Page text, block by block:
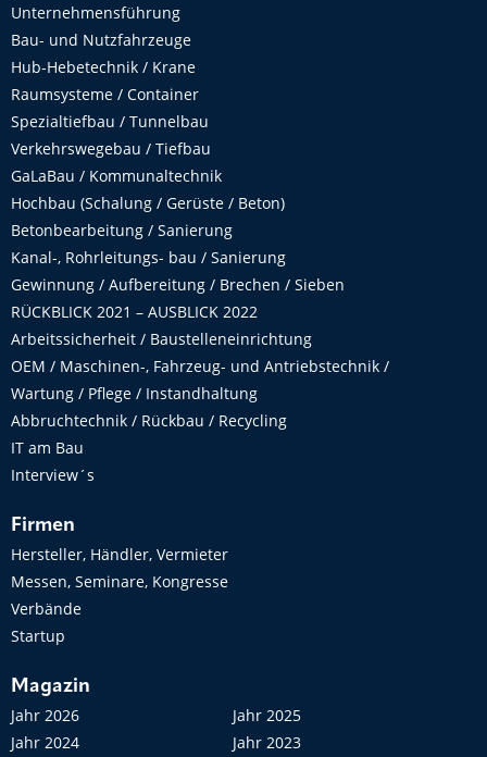
Unternehmensführung
Bau- und Nutzfahrzeuge
Hub-Hebetechnik / Krane
Raumsysteme / Container
Spezialtiefbau / Tunnelbau
Verkehrswegebau / Tiefbau
GaLaBau / Kommunaltechnik
Hochbau (Schalung / Gerüste / Beton)
Betonbearbeitung / Sanierung
Kanal-, Rohrleitungs- bau / Sanierung
Gewinnung / Aufbereitung / Brechen / Sieben
RÜCKBLICK 2021 – AUSBLICK 2022
Arbeitssicherheit / Baustelleneinrichtung
OEM / Maschinen-, Fahrzeug- und Antriebstechnik /
Wartung / Pflege / Instandhaltung
Abbruchtechnik / Rückbau / Recycling
IT am Bau
Interview´s
Firmen
Hersteller, Händler, Vermieter
Messen, Seminare, Kongresse
Verbände
Startup
Magazin
Jahr 2026
Jahr 2025
Jahr 2024
Jahr 2023